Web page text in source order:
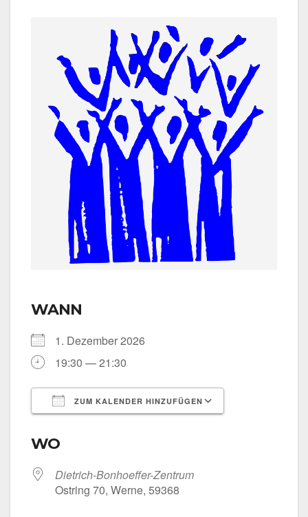
WANN
1. Dezem­ber 2026
19:30 — 21:30
ZUM KALENDER HINZUFÜGEN
WO
Dietrich-Bonhoeffer-Zentrum
Ost­ring 70, Wer­ne, 59368